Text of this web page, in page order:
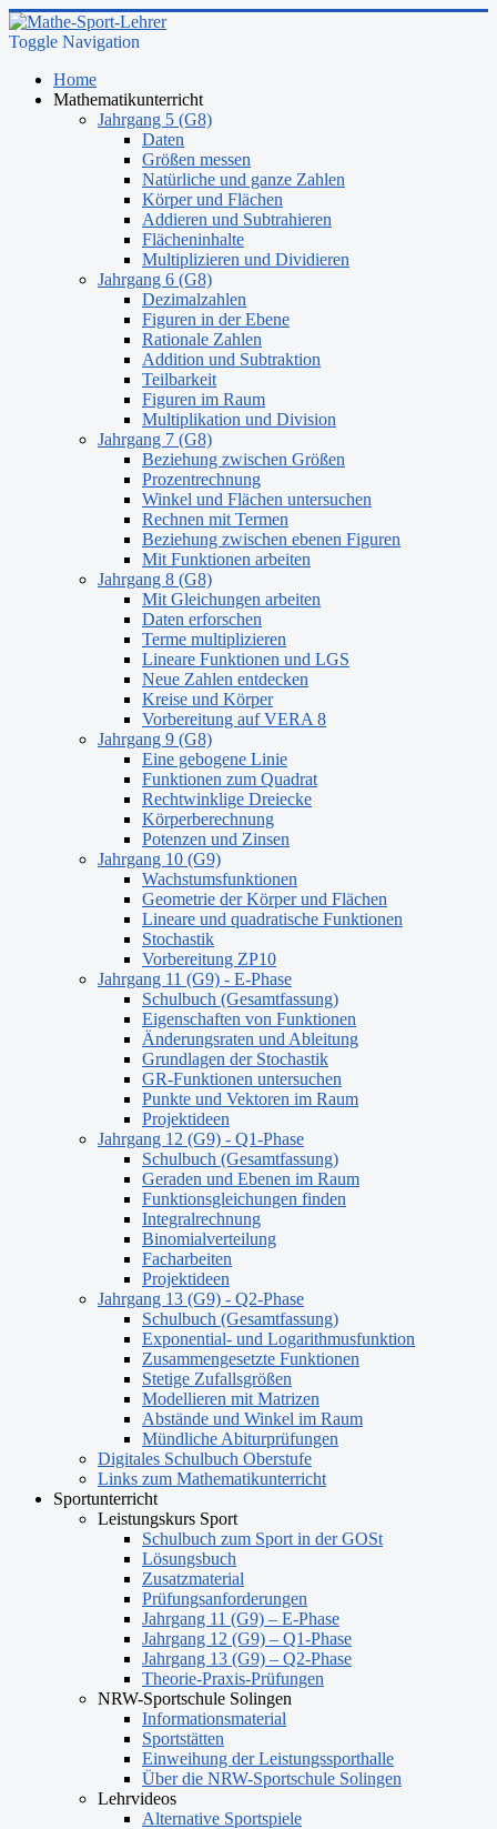
Toggle Navigation
Home
Mathematikunterricht
Jahrgang 5 (G8)
Daten
Größen messen
Natürliche und ganze Zahlen
Körper und Flächen
Addieren und Subtrahieren
Flächeninhalte
Multiplizieren und Dividieren
Jahrgang 6 (G8)
Dezimalzahlen
Figuren in der Ebene
Rationale Zahlen
Addition und Subtraktion
Teilbarkeit
Figuren im Raum
Multiplikation und Division
Jahrgang 7 (G8)
Beziehung zwischen Größen
Prozentrechnung
Winkel und Flächen untersuchen
Rechnen mit Termen
Beziehung zwischen ebenen Figuren
Mit Funktionen arbeiten
Jahrgang 8 (G8)
Mit Gleichungen arbeiten
Daten erforschen
Terme multiplizieren
Lineare Funktionen und LGS
Neue Zahlen entdecken
Kreise und Körper
Vorbereitung auf VERA 8
Jahrgang 9 (G8)
Eine gebogene Linie
Funktionen zum Quadrat
Rechtwinklige Dreiecke
Körperberechnung
Potenzen und Zinsen
Jahrgang 10 (G9)
Wachstumsfunktionen
Geometrie der Körper und Flächen
Lineare und quadratische Funktionen
Stochastik
Vorbereitung ZP10
Jahrgang 11 (G9) - E-Phase
Schulbuch (Gesamtfassung)
Eigenschaften von Funktionen
Änderungsraten und Ableitung
Grundlagen der Stochastik
GR-Funktionen untersuchen
Punkte und Vektoren im Raum
Projektideen
Jahrgang 12 (G9) - Q1-Phase
Schulbuch (Gesamtfassung)
Geraden und Ebenen im Raum
Funktionsgleichungen finden
Integralrechnung
Binomialverteilung
Facharbeiten
Projektideen
Jahrgang 13 (G9) - Q2-Phase
Schulbuch (Gesamtfassung)
Exponential- und Logarithmusfunktion
Zusammengesetzte Funktionen
Stetige Zufallsgrößen
Modellieren mit Matrizen
Abstände und Winkel im Raum
Mündliche Abiturprüfungen
Digitales Schulbuch Oberstufe
Links zum Mathematikunterricht
Sportunterricht
Leistungskurs Sport
Schulbuch zum Sport in der GOSt
Lösungsbuch
Zusatzmaterial
Prüfungsanforderungen
Jahrgang 11 (G9) – E-Phase
Jahrgang 12 (G9) – Q1-Phase
Jahrgang 13 (G9) – Q2-Phase
Theorie-Praxis-Prüfungen
NRW-Sportschule Solingen
Informationsmaterial
Sportstätten
Einweihung der Leistungssporthalle
Über die NRW-Sportschule Solingen
Lehrvideos
Alternative Sportspiele